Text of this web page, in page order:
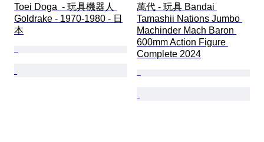
Toei Doga  - 玩具機器人
Goldrake - 1970-1980 - 日
本
萬代 - 玩具 Bandai
Tamashii Nations Jumbo
Machinder Mach Baron
600mm Action Figure
Complete 2024